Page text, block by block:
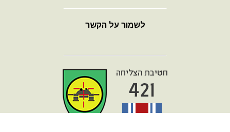
לשמור על הקשר